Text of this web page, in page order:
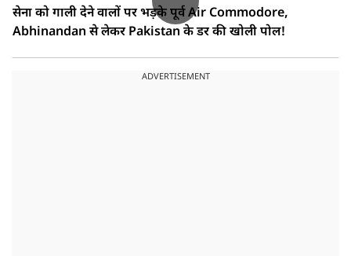
सेना को गाली देने वालों पर भड़के पूर्व Air Commodore,
Abhinandan से लेकर Pakistan के डर की खोली पोल!
ADVERTISEMENT